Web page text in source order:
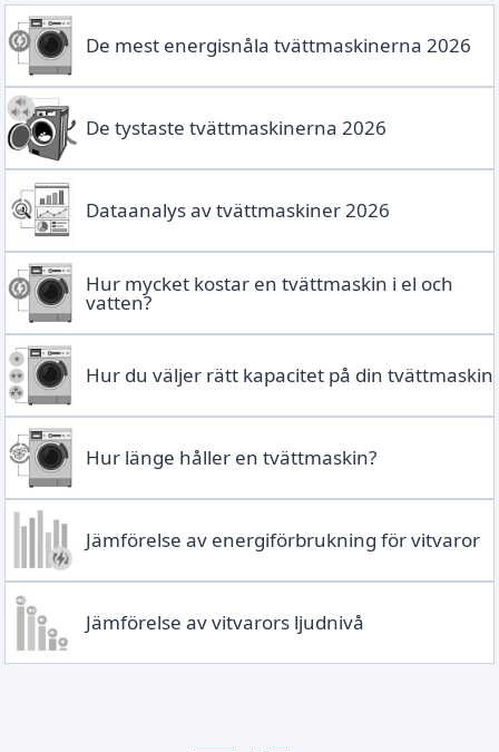
De mest energisnåla tvättmaskinerna 2026
De tystaste tvättmaskinerna 2026
Dataanalys av tvättmaskiner 2026
Hur mycket kostar en tvättmaskin i el och
vatten?
Hur du väljer rätt kapacitet på din tvättmaskin
Hur länge håller en tvättmaskin?
Jämförelse av energiförbrukning för vitvaror
Jämförelse av vitvarors ljudnivå